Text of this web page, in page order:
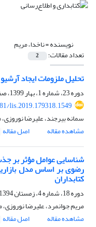
نویسنده =ناخدا، مریم
تعداد مقالات: 2
تحلیل ملزومات ایجاد
دوره 23، شماره 1، بهار 1399، صفحه
lis.2019.179318.1549
سمانه بیرجند، علیرضا نوروزی،
مشاهده مقاله
اصل مقاله
شناسایی عوامل مؤثر بر
رضوی بر اساس مدل
کتابداران
دوره 18، شماره 4، زمستان 1394، صفحه
مریم جوانمرد، علیرضا نوروزی،
مشاهده مقاله
اصل مقاله